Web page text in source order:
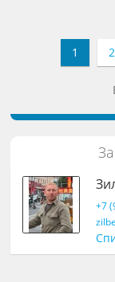
1 2
+7